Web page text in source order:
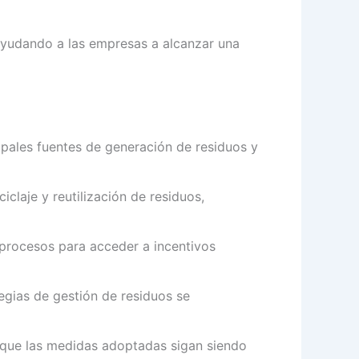
a las empresas a alcanzar una
fuentes de generación de residuos y
y reutilización de residuos,
para acceder a incentivos
de gestión de residuos se
las medidas adoptadas sigan siendo